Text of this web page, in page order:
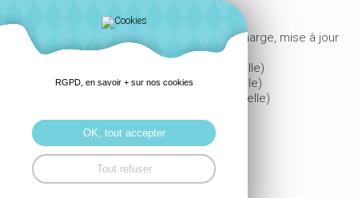
Contrôle : Bouton poussoir
Fonctions spécifiques : HDR pris en charge, mise à jour
possible via Firmware
Entrées émetteur : HDMI type A (femelle)
Sorties émetteur : HDMI type A (femelle)
Autres connexions : USB Micro-B (femelle)
Fiche technique 32675
RGPD, en savoir + sur nos cookies
OK, tout accepter
Tout refuser